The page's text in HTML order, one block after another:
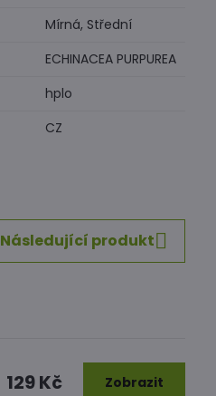
Mírná, Střední
ECHINACEA PURPUREA
hplo
CZ
Následující produkt
129 Kč Zobrazit